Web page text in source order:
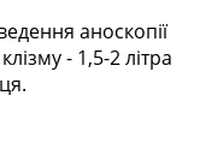
аноскопії
- 1,5-2 літра